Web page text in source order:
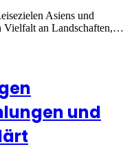
Asiens und
Vielfalt an Landschaften,…
und